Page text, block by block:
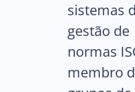
sistemas
gestão de
normas
membro